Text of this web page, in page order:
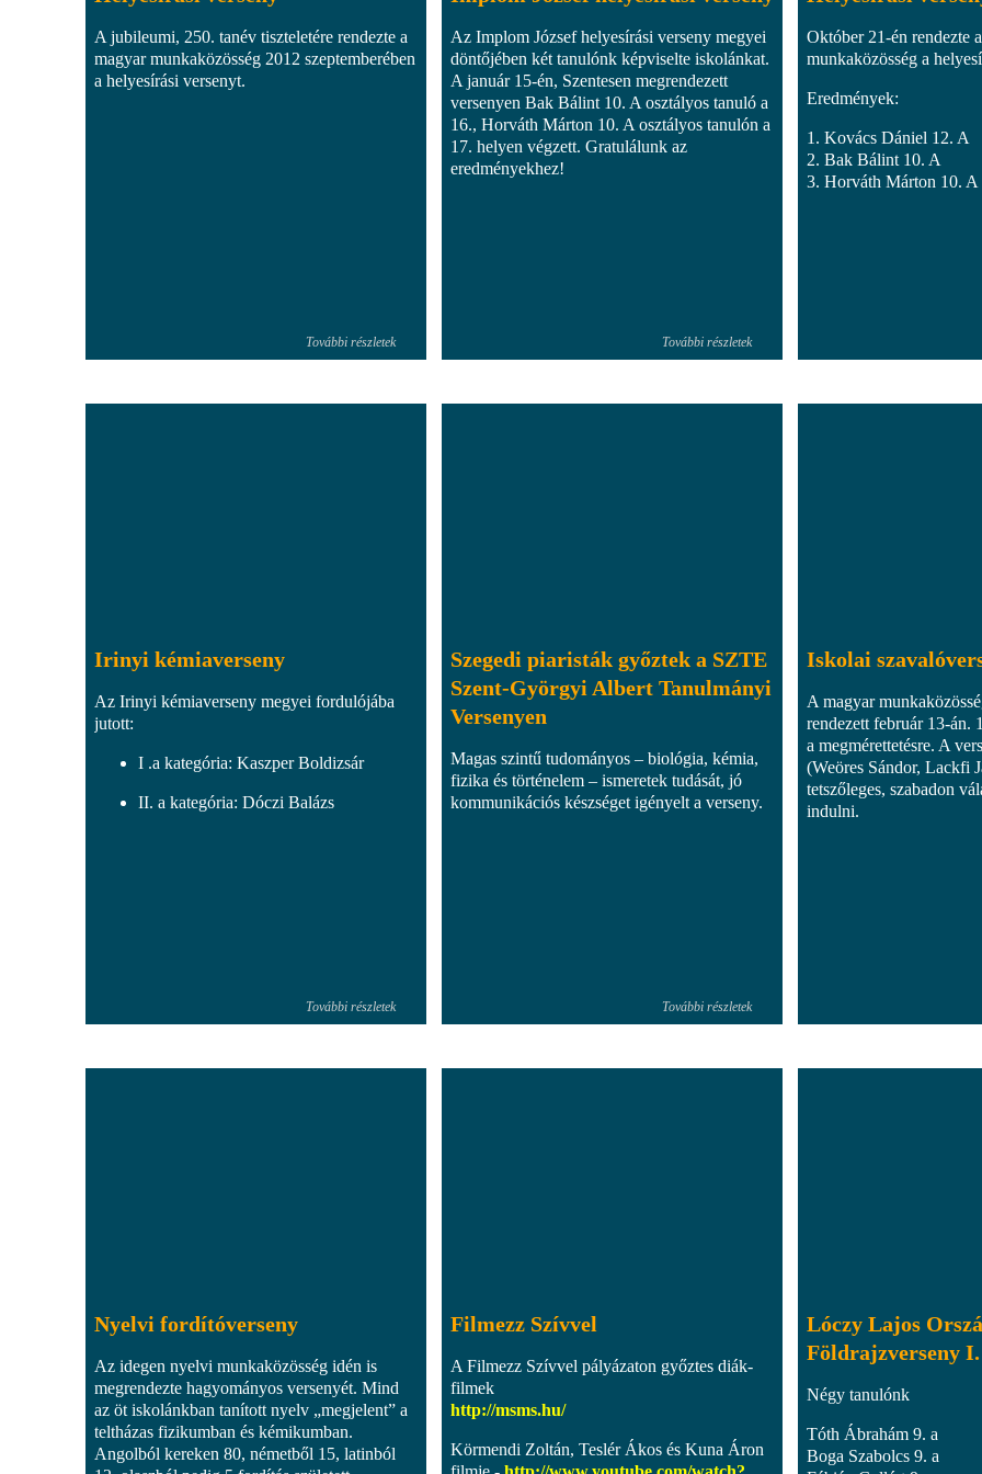
A jubileumi, 250. tanév tiszteletére rendezte a
magyar munkaközösség 2012 szeptemberében
a helyesírási versenyt.
További részletek
Az Implom József helyesírási verseny megyei
döntőjében két tanulónk képviselte iskolánkat.
A január 15-én, Szentesen megrendezett
versenyen Bak Bálint 10. A osztályos tanuló a
16., Horváth Márton 10. A osztályos tanulón a
17. helyen végzett. Gratulálunk az
eredményekhez!
További részletek
Október 21-én rendezte
munkaközösség a
Eredmények:
1. Kovács Dániel 12. A
2. Bak Bálint 10. A
3. Horváth Márton 10. A
Irinyi kémiaverseny
Az Irinyi kémiaverseny megyei fordulójába
jutott:
I .a kategória: Kaszper Boldizsár
II. a kategória: Dóczi Balázs
További részletek
Szegedi piaristák győztek a SZTE
Szent-Györgyi Albert Tanulmányi
Versenyen
Magas szintű tudományos – biológia, kémia,
fizika és történelem – ismeretek tudását, jó
kommunikációs készséget igényelt a verseny.
További részletek
Iskolai
A magyar
rendezett február 13-án.
a megmérettetésre. A
(Weöres Sándor, Lackfi
tetszőleges, szabadon
indulni.
Nyelvi fordítóverseny
Az idegen nyelvi munkaközösség idén is
megrendezte hagyományos versenyét. Mind
az öt iskolánkban tanított nyelv „megjelent” a
teltházas fizikumban és kémikumban.
Angolból kereken 80, németből 15, latinból
Filmezz Szívvel
A Filmezz Szívvel pályázaton győztes diák-
filmek
http://msms.hu/
Körmendi Zoltán, Teslér Ákos és Kuna Áron
Lóczy Lajos
Földrajzverseny
Négy tanulónk
Tóth Ábrahám 9. a
Boga Szabolcs 9. a